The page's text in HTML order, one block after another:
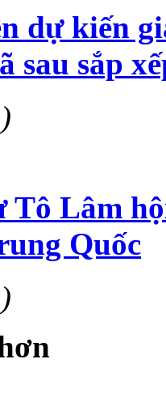
dự kiến
sau sắp
Tô Lâm
Quốc